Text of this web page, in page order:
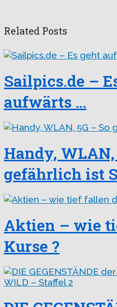
Related Posts
Sailpics.de –
aufwärts …
Handy, WLAN,
gefährlich ist
Aktien – wie
Kurse ?